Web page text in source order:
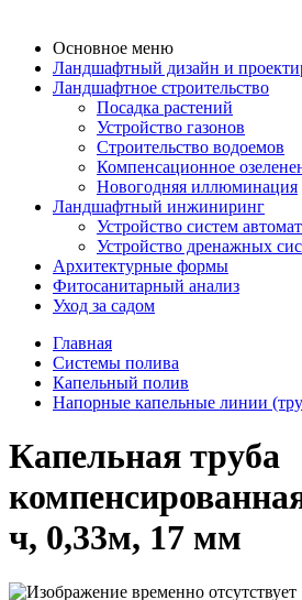
Основное меню
Ландшафтный дизайн и
Ландшафтное строительство
Посадка растений
Устройство газонов
Строительство водоемов
Компенсационное
Новогодняя иллюминация
Ландшафтный инжиниринг
Устройство систем
Устройство дренажных
Aрхитектурные формы
Фитосанитарный анализ
Уход за садом
Главная
Системы полива
Капельный полив
Напорные капельные линии
Капельная труба
ч, 0,33м, 17 мм